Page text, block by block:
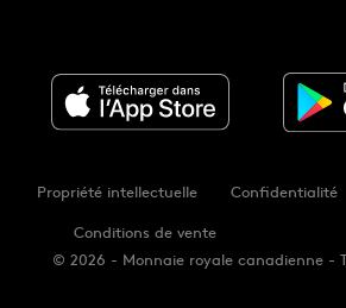
© 2026 - Monnaie royale canadienne -
Propriété intellectuelle Confidentialité
Conditions de vente